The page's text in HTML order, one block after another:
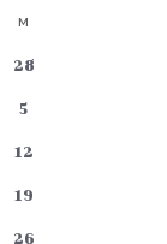
M
0
28
0
5
0
12
0
19
0
26